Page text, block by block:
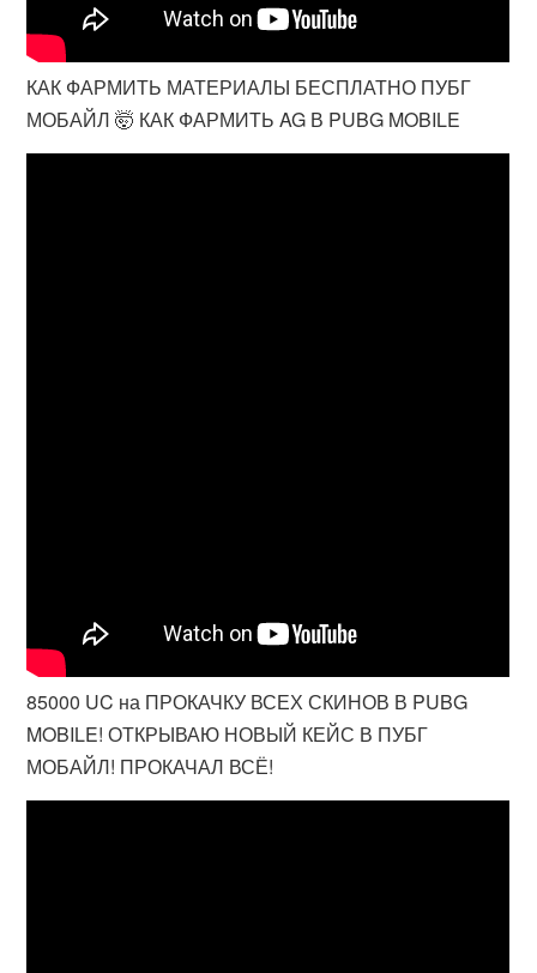
КАК ФАРМИТЬ МАТЕРИАЛЫ БЕСПЛАТНО ПУБГ
МОБАЙЛ 🤯 КАК ФАРМИТЬ AG В PUBG MOBILE
85000 UC на ПРОКАЧКУ ВСЕХ СКИНОВ В PUBG
MOBILE! ОТКРЫВАЮ НОВЫЙ КЕЙС В ПУБГ
МОБАЙЛ! ПРОКАЧАЛ ВСЁ!